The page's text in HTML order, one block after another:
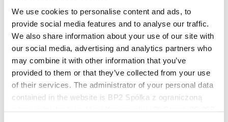
We use cookies to personalise content and ads, to
provide social media features and to analyse our traffic.
We also share information about your use of our site with
our social media, advertising and analytics partners who
may combine it with other information that you’ve
provided to them or that they’ve collected from your use
of their services. The administrator of your personal data
contained in the website is BP2 Spółka z ograniczoną
Pomocne linki